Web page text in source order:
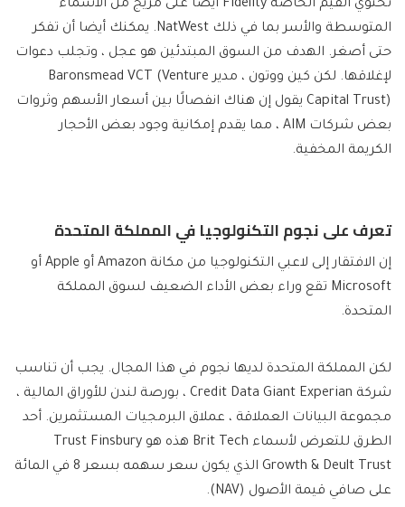
تحتوي القيم الخاصة Fidelity أيضًا على مزيج من الأسماء
المتوسطة والأسر بما في ذلك NatWest. يمكنك أيضا أن تفكر
حتى أصغر. الهدف من السوق المبتدئين هو عجل ، وتجلب دعوات
لإغلاقها. لكن كين ووتون ، مدير Baronsmead VCT (Venture
Capital Trust) يقول إن هناك انفصالًا بين أسعار الأسهم وثروات
بعض شركات AIM ، مما يقدم إمكانية وجود بعض الأحجار
الكريمة المخفية.
تعرف على نجوم التكنولوجيا في المملكة المتحدة
إن الافتقار إلى لاعبي التكنولوجيا من مكانة Amazon أو Apple أو
Microsoft تقع وراء بعض الأداء الضعيف لسوق المملكة
المتحدة.
لكن المملكة المتحدة لديها نجوم في هذا المجال. يجب أن تناسب
شركة Credit Data Giant Experian ، بورصة لندن للأوراق المالية ،
مجموعة البيانات العملاقة ، عملاق البرمجيات المستثمرين. أحد
الطرق للتعرض لأسماء Brit Tech هذه هو Trust Finsbury
Growth & Deult Trust الذي يكون سعر سهمه بسعر 8 في المائة
على صافي قيمة الأصول (NAV).